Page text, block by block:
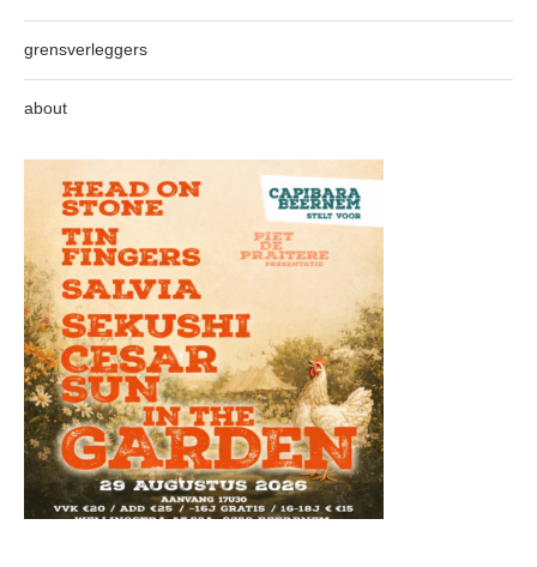
grensverleggers
about